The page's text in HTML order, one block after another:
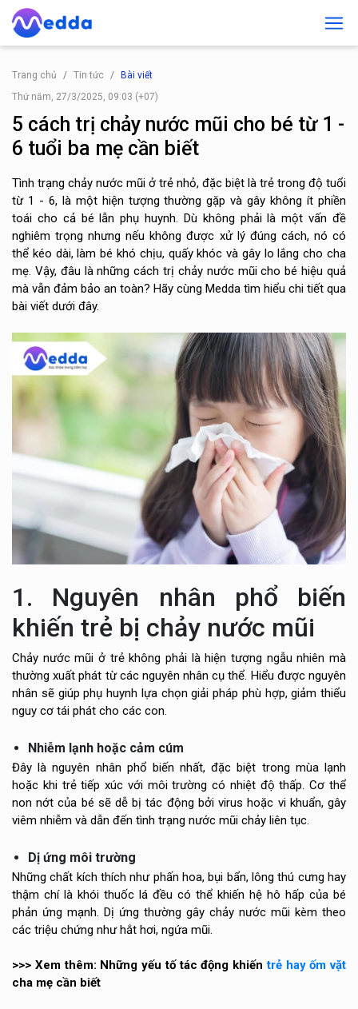
Trang chủ Tin tức
Bài viết
Thứ năm, 27/3/2025, 09:03 (+07)
5 cách trị chảy nước mũi cho bé từ 1 -
6 tuổi ba mẹ cần biết
Tình trạng chảy nước mũi ở trẻ nhỏ, đặc biệt là trẻ trong độ tuổi
từ 1 - 6, là một hiện tượng thường gặp và gây không ít phiền
toái cho cả bé lẫn phụ huynh. Dù không phải là một vấn đề
nghiêm trọng nhưng nếu không được xử lý đúng cách, nó có
thể kéo dài, làm bé khó chịu, quấy khóc và gây lo lắng cho cha
mẹ. Vậy, đâu là những cách trị chảy nước mũi cho bé hiệu quả
mà vẫn đảm bảo an toàn? Hãy cùng Medda tìm hiểu chi tiết qua
bài viết dưới đây.
1. Nguyên nhân phổ biến
khiến trẻ bị chảy nước mũi
Chảy nước mũi ở trẻ không phải là hiện tượng ngẫu nhiên mà
thường xuất phát từ các nguyên nhân cụ thể. Hiểu được nguyên
nhân sẽ giúp phụ huynh lựa chọn giải pháp phù hợp, giảm thiểu
nguy cơ tái phát cho các con.
Nhiễm lạnh hoặc cảm cúm
Đây là nguyên nhân phổ biến nhất, đặc biệt trong mùa lạnh
hoặc khi trẻ tiếp xúc với môi trường có nhiệt độ thấp. Cơ thể
non nớt của bé sẽ dễ bị tác động bởi virus hoặc vi khuẩn, gây
viêm nhiễm và dẫn đến tình trạng nước mũi chảy liên tục.
Dị ứng môi trường
Những chất kích thích như phấn hoa, bụi bẩn, lông thú cưng hay
thậm chí là khói thuốc lá đều có thể khiến hệ hô hấp của bé
phản ứng mạnh. Dị ứng thường gây chảy nước mũi kèm theo
các triệu chứng như hắt hơi, ngứa mũi.
>>> Xem thêm: Những yếu tố tác động khiếntrẻ hay ốm vặt
cha mẹ cần biết